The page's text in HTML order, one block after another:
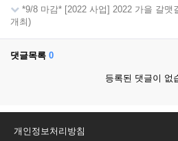
*9/8 마감* [2022 사업] 2022 가을 갈맷
개최)
댓글목록 0
등록된 댓글이 없
개인정보처리방침